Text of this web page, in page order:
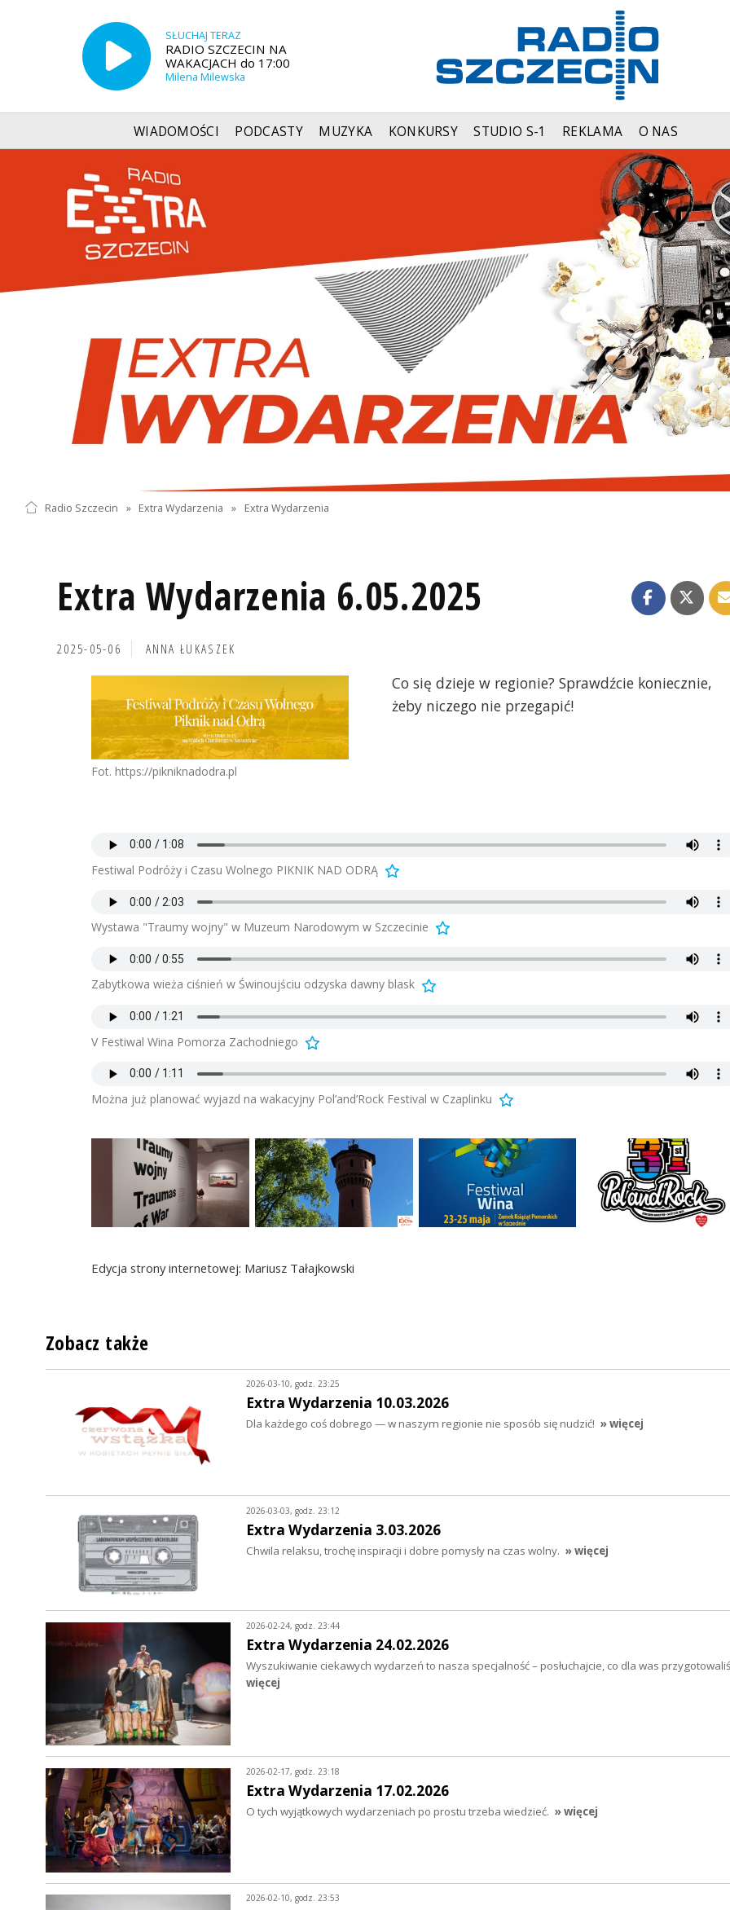
SŁUCHAJ TERAZ
RADIO SZCZECIN NA
WAKACJACH do 17:00
Milena Milewska
WIADOMOŚCI PODCASTY MUZYKA KONKURSY STUDIO S-1 REKLAMA O NAS
Radio Szczecin » Extra Wydarzenia » Extra Wydarzenia
Extra Wydarzenia 6.05.2025
2025-05-06 ANNA ŁUKASZEK
Fot. https://pikniknadodra.pl
Co się dzieje w regionie? Sprawdźcie koniecznie,
żeby niczego nie przegapić!
Festiwal Podróży i Czasu Wolnego PIKNIK NAD ODRĄ
Wystawa "Traumy wojny" w Muzeum Narodowym w Szczecinie
Zabytkowa wieża ciśnień w Świnoujściu odzyska dawny blask
V Festiwal Wina Pomorza Zachodniego
Można już planować wyjazd na wakacyjny Pol’and’Rock Festival w Czaplinku
Edycja strony internetowej: Mariusz Tałajkowski
Zobacz także
2026-03-10, godz. 23:25
Extra Wydarzenia 10.03.2026
Dla każdego coś dobrego — w naszym regionie nie sposób się nudzić! » więcej
2026-03-03, godz. 23:12
Extra Wydarzenia 3.03.2026
Chwila relaksu, trochę inspiracji i dobre pomysły na czas wolny. » więcej
2026-02-24, godz. 23:44
Extra Wydarzenia 24.02.2026
Wyszukiwanie ciekawych wydarzeń to nasza specjalność – posłuchajcie, co dla was
więcej
2026-02-17, godz. 23:18
Extra Wydarzenia 17.02.2026
O tych wyjątkowych wydarzeniach po prostu trzeba wiedzieć. » więcej
2026-02-10, godz. 23:53